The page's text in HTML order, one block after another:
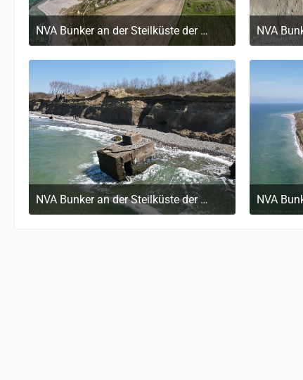
NVA Bunker an der Steilküste der Ostsee auf dem Darß
9. August 2024 um 14:05
NVA Bunker an der Steilküste der Ostsee auf dem Darß
9. August 2024 um 14:05